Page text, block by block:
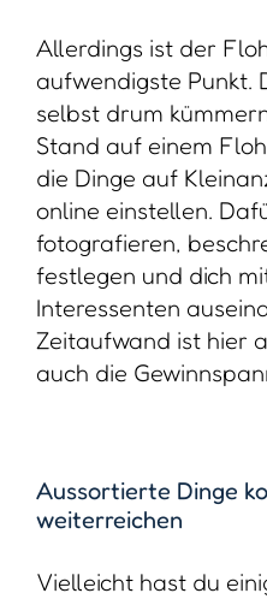
Allerdings ist der
aufwendigste Punkt.
selbst drum
Stand auf einem
die Dinge auf
online einstellen.
fotografieren,
festlegen und dich
Interessenten
Zeitaufwand ist hier
auch die
Aussortierte Dinge
weiterreichen
Vielleicht hast du